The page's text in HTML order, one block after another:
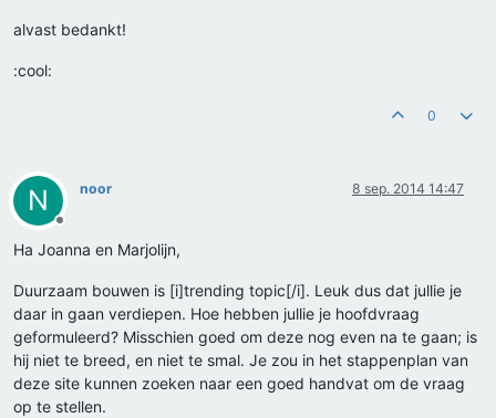
alvast bedankt!
:cool:
0
N
Offline
noor 8 sep. 2014 14:47
Ha Joanna en Marjolijn,
Duurzaam bouwen is [i]trending topic[/i]. Leuk dus dat jullie je
daar in gaan verdiepen. Hoe hebben jullie je hoofdvraag
geformuleerd? Misschien goed om deze nog even na te gaan; is
hij niet te breed, en niet te smal. Je zou in het stappenplan van
deze site kunnen zoeken naar een goed handvat om de vraag
op te stellen.